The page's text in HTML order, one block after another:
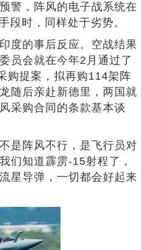
警，阵风的电子战系统在
段时，同样处于劣势。
度的事后反应。空战结果
员会就在今年2月通过了
购提案，拟再购114架阵
随后亲赴新德里，两国就
采购合同的条款基本谈
是阵风不行，是飞行员对
们知道霹雳-15射程了，
星导弹，一切都会好起来